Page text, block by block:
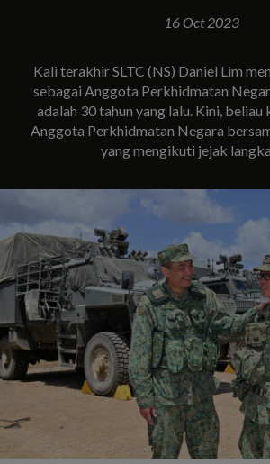
16 Oct 2023
Kali terakhir SLTC (NS) Daniel Lim
sebagai Anggota Perkhidmatan
adalah 30 tahun yang lalu. Kini,
Anggota Perkhidmatan Negara
yang mengikuti jejak